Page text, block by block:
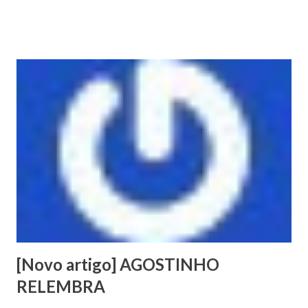
[Novo artigo] AGOSTINHO
RELEMBRA